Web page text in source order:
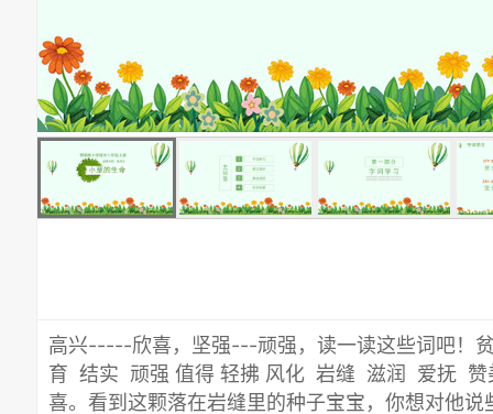
高兴-----欣喜，坚强---顽强，读一读这些词吧！
育 结实 顽强 值得 轻拂 风化 岩缝 滋润 爱抚
喜。看到这颗落在岩缝里的种子宝宝，你想对他